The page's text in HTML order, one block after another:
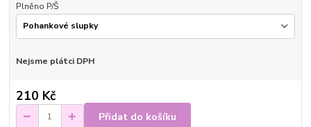
Plněno P/Š
Nejsme plátci DPH
210 Kč
Přidat do košíku